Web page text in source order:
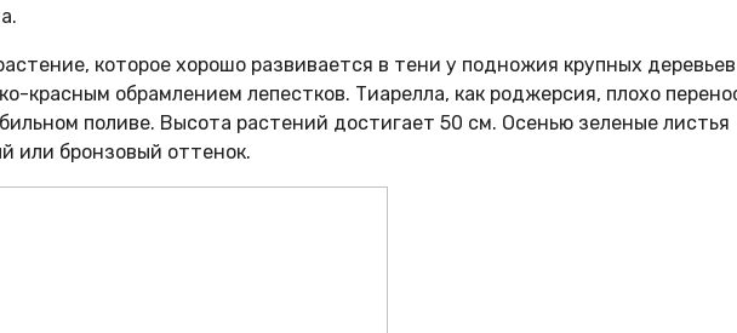
которое хорошо развивается в тени у подножия крупных
красным обрамлением лепестков. Тиарелла, как роджерсия, плохо
поливе. Высота растений достигает 50 см. Осенью зеленые листья
или бронзовый оттенок.